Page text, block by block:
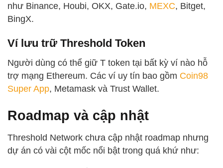
như Binance, Houbi, OKX, Gate.io, MEXC, Bitget,
BingX.
Ví lưu trữ Threshold Token
Người dùng có thể giữ T token tại bất kỳ ví nào hỗ
trợ mạng Ethereum. Các ví uy tín bao gồm Coin98
Super App, Metamask và Trust Wallet.
Roadmap và cập nhật
Threshold Network chưa cập nhật roadmap nhưng
dự án có vài cột mốc nổi bật trong quá khứ như: